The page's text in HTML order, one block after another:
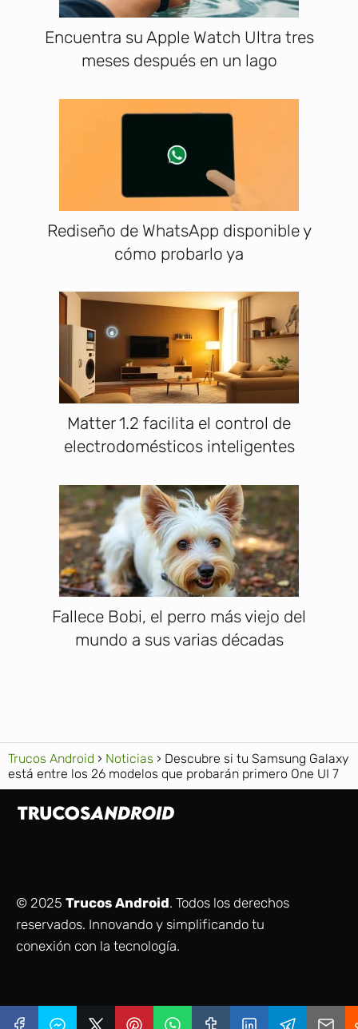
Encuentra su Apple Watch Ultra tres
meses después en un lago
Rediseño de WhatsApp disponible y
cómo probarlo ya
Matter 1.2 facilita el control de
electrodomésticos inteligentes
Fallece Bobi, el perro más viejo del
mundo a sus varias décadas
Trucos Android Noticias
Descubre si tu Samsung Galaxy
está entre los 26 modelos que probarán primero One UI 7
© 2025 Trucos Android. Todos los derechos
reservados. Innovando y simplificando tu
conexión con la tecnología.